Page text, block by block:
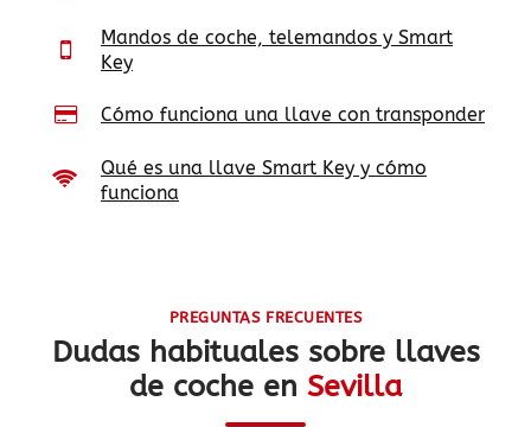
Mandos de coche, telemandos y Smart
Key
Cómo funciona una llave con transponder
Qué es una llave Smart Key y cómo
funciona
PREGUNTAS FRECUENTES
Dudas habituales sobre llaves
de coche en Sevilla